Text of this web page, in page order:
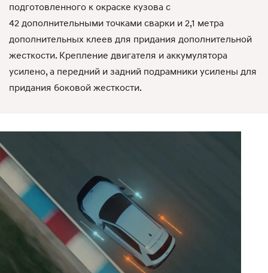
подготовленного к окраске кузова с
42 дополнительными точками сварки и 2,1 метра
дополнительных клеев для придания дополнительной
жесткости. Крепление двигателя и аккумулятора
усилено, а передний и задний подрамники усилены для
придания боковой жесткости.